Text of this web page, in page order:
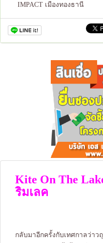
IMPACT เมืองทองธานี
Kite On The
ริมเลค
กลับมาอีกครั้งกับเทศกาลว่า